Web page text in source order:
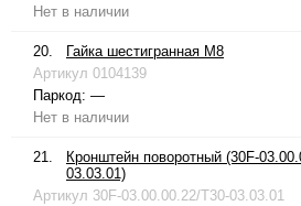
Нет в наличии
20.
Гайка шестигранная М8
Артикул 0104139
Паркод: —
Нет в наличии
21.
Кронштейн поворотный (30F-
03.03.01)
Артикул 30F-03.00.00.22/T30-03.03.01